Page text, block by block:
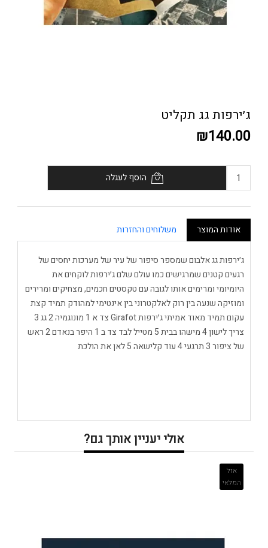
ג׳ירפות גג תקליט
₪140.00
הוסף לעגלה
אודות המוצר משלוחים והחזרות
ג׳ירפות גג אלבום שמספר סיפור של עיר של מערכות יחסים של
רגעים קטנים שמרגישים כמו עולם שלם ג׳ירפות לוקחים את
היומיומי ומרימים אותו לגובה עם טקסטים חכמים, מצחיקים ומרירים
ומוזיקה שנעה בין רוק לאלקטרוני בין אינטימי למהודק תמיד קצת
עקום תמיד מאוד אמיתי ג׳ירפות Girafot צד א 1 מונוגמיה 2 גג 3
צריך לישון 4 מישהו בבית 5 מטייל לבד צד ב 1 היפר בנאדם 2 ראש
של ציפור 3 תרגעי 4 עוד קלישאה 5 לאן את הולכת
אולי יעניין אותך גם?
אזל
המלאי